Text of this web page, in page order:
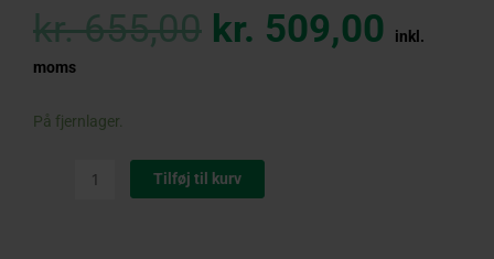
kr.655,00 price
was:
kr. 509,00 price
is:
inkl.
moms
På fjernlager.
STIHL
Tilføj til kurv